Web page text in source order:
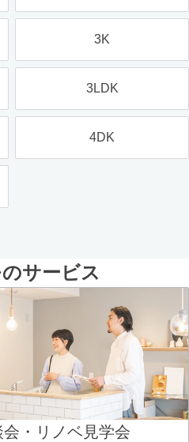
3K
3LDK
4DK
サービス
・リノベ見学会